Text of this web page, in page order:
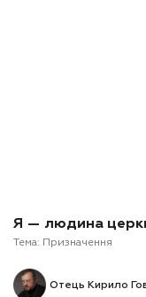
Я — людина
Тема: Призначення
Отець Кирило